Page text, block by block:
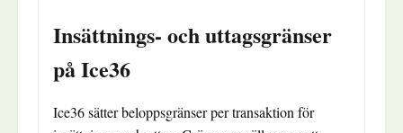
Insättnings- och uttagsgränser
på Ice36
Ice36 sätter beloppsgränser per transaktion för